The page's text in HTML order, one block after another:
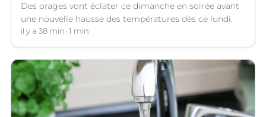
Des orages vont éclater ce dimanche en soirée avant
une nouvelle hausse des températures dès ce lundi.
il y a 38 min 1 min